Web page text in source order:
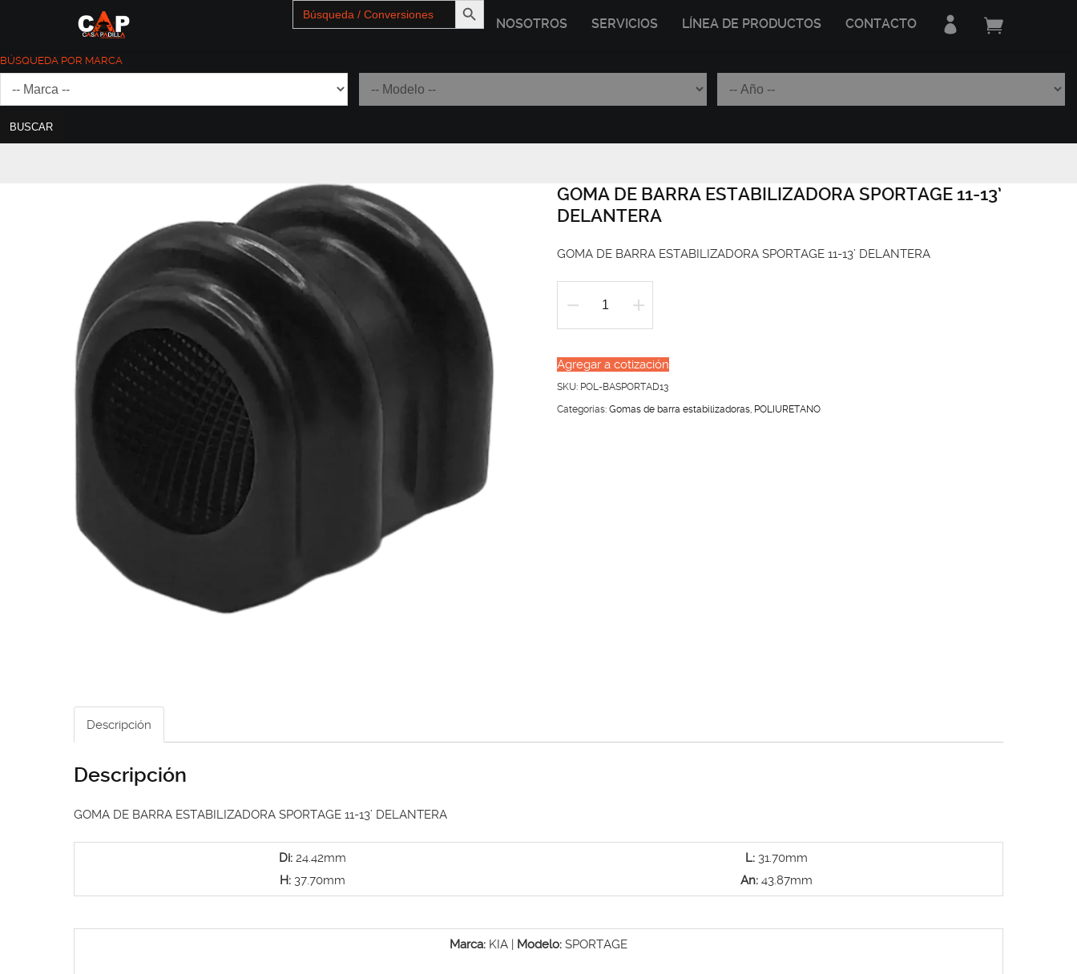
Search
for:
NOSOTROS SERVICIOS LÍNEA DE PRODUCTOS CONTACTO
BÚSQUEDA POR MARCA
BUSCAR
GOMA DE BARRA ESTABILIZADORA SPORTAGE 11-13’
DELANTERA
GOMA DE BARRA ESTABILIZADORA SPORTAGE 11-13’ DELANTERA
GOMA
BARRA
ESTABILIZADORA
SPORTAGE
Agregar a cotización
SKU: POL-BASPORTAD13
Categorías:Gomas de barra estabilizadoras, POLIURETANO
Descripción
Descripción
GOMA DE BARRA ESTABILIZADORA SPORTAGE 11-13’ DELANTERA
Di: 24.42mm
H: 37.70mm
L: 31.70mm
An: 43.87mm
Marca: KIA | Modelo: SPORTAGE